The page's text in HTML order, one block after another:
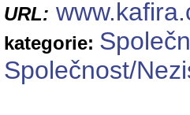
URL:
kategorie:
Společnost/